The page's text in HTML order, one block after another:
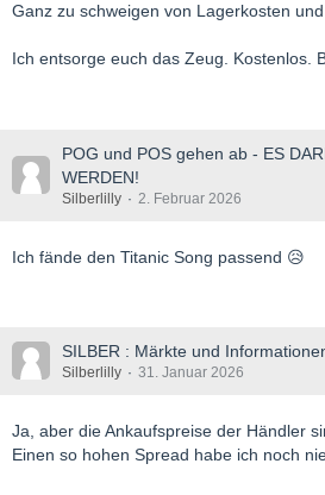
Ganz zu schweigen von Lagerkosten
Ich entsorge euch das Zeug. Kostenlos.
POG und POS gehen ab - ES
WERDEN!
Silberlilly 2. Februar 2026
Ich fände den Titanic Song passend 😥
SILBER : Märkte und
Silberlilly 31. Januar 2026
Ja, aber die Ankaufspreise der Händler
Einen so hohen Spread habe ich noch